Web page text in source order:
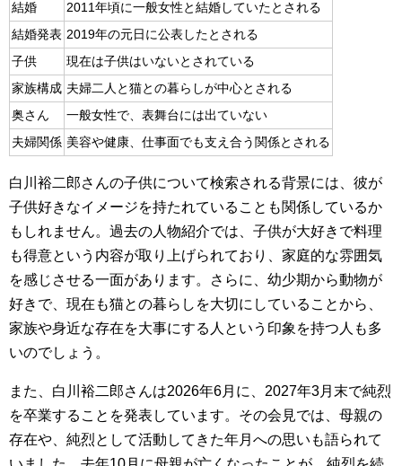
結婚
2011年頃に一般女性と結婚していたとされる
結婚発表 2019年の元日に公表したとされる
子供
現在は子供はいないとされている
家族構成 夫婦二人と猫との暮らしが中心とされる
奥さん
一般女性で、表舞台には出ていない
夫婦関係 美容や健康、仕事面でも支え合う関係とされる
白川裕二郎さんの子供について検索される背景には、彼が
子供好きなイメージを持たれていることも関係しているか
もしれません。過去の人物紹介では、子供が大好きで料理
も得意という内容が取り上げられており、家庭的な雰囲気
を感じさせる一面があります。さらに、幼少期から動物が
好きで、現在も猫との暮らしを大切にしていることから、
家族や身近な存在を大事にする人という印象を持つ人も多
いのでしょう。
また、白川裕二郎さんは2026年6月に、2027年3月末で純烈
を卒業することを発表しています。その会見では、母親の
存在や、純烈として活動してきた年月への思いも語られて